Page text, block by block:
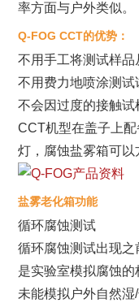
率方面与户外类似。
Q-FOG CCT的优势：
不用手工将测试样
不用费力地喷涂测试
不会因过度的接触
CCT机型在盖子上
灯，腐蚀盐雾箱可以
盐雾老化箱功能
循环腐蚀测试
循环腐蚀测试出现
是实验室模拟腐蚀
未能模拟户外自然